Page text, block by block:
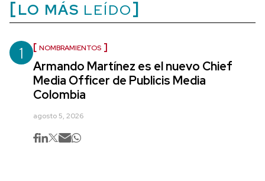
LO MÁS LEÍDO
1 NOMBRAMIENTOS
Armando Martínez es el nuevo Chief
Media Officer de Publicis Media
Colombia
agosto 5, 2026